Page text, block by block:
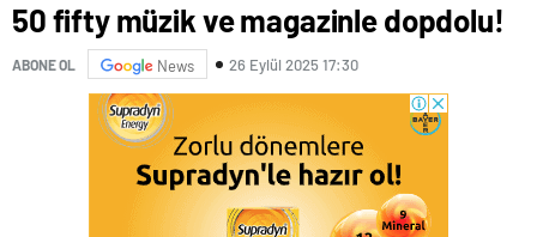
50 fifty müzik ve magazinle dopdolu!
ABONE OL News 26 Eylül 2025 17:30